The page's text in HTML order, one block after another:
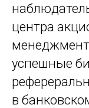
центра
успешные
в